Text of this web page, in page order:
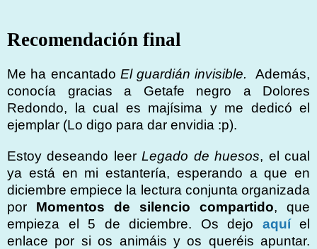
Recomendación final
Me ha encantado El guardián invisible.
Además,
conocía gracias a Getafe negro a Dolores
Redondo, la cual es majísima y me dedicó el
ejemplar (Lo digo para dar envidia :p).
Estoy deseando leerLegado de huesos, el cual
ya está en mi estantería, esperando a que en
diciembre empiece la lectura conjunta organizada
por Momentos de silencio compartido, que
empieza el 5 de diciembre. Os dejo aquíel
enlace por si os animáis y os queréis apuntar.